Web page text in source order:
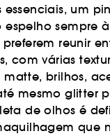
essenciais, um
sempre
reunir
com várias
brilhos,
mesmo glitter
de olhos é
que